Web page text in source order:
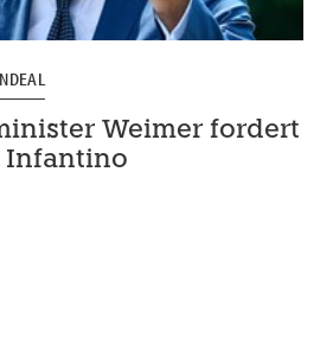
Weimer fordert
Infantino